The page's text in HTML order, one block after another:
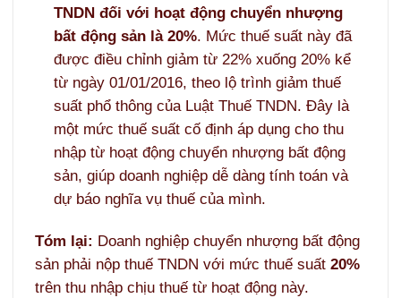
TNDN đối với hoạt động chuyển nhượng
bất động sản là 20%. Mức thuế suất này đã
được điều chỉnh giảm từ 22% xuống 20% kể
từ ngày 01/01/2016, theo lộ trình giảm thuế
suất phổ thông của Luật Thuế TNDN. Đây là
một mức thuế suất cố định áp dụng cho thu
nhập từ hoạt động chuyển nhượng bất động
sản, giúp doanh nghiệp dễ dàng tính toán và
dự báo nghĩa vụ thuế của mình.
Tóm lại: Doanh nghiệp chuyển nhượng bất động
sản phải nộp thuế TNDN với mức thuế suất 20%
trên thu nhập chịu thuế từ hoạt động này.